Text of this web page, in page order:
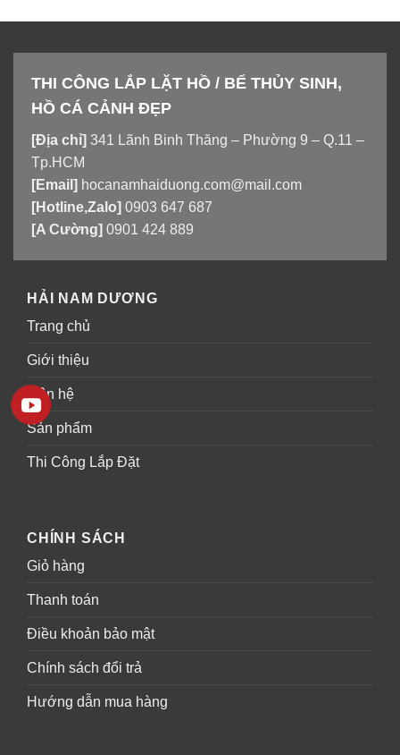
THI CÔNG LẮP LẶT HỒ / BỂ THỦY SINH,
HỒ CÁ CẢNH ĐẸP
[Địa chỉ] 341 Lãnh Binh Thăng – Phường 9 – Q.11 –
Tp.HCM
[Email] hocanamhaiduong.com@mail.com
[Hotline,Zalo] 0903 647 687
[A Cường] 0901 424 889
HẢI NAM DƯƠNG
Trang chủ
Giới thiệu
Liên hệ
Sản phẩm
Thi Công Lắp Đặt
CHÍNH SÁCH
Giỏ hàng
Thanh toán
Điều khoản bảo mật
Chính sách đổi trả
Hướng dẫn mua hàng